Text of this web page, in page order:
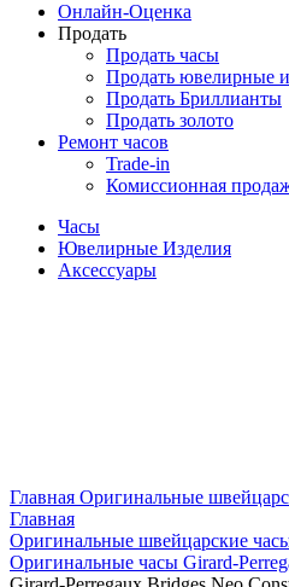
Онлайн-Оценка
Продать
Продать часы
Продать ювелирные
Продать Бриллианты
Продать золото
Ремонт часов
Trade-in
Комиссионная
Часы
Ювелирные Изделия
Аксессуары
Главная Оригинальные
Главная
Оригинальные швейцарские
Оригинальные часы Girard-